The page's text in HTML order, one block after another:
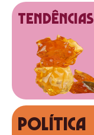
tendências
Política